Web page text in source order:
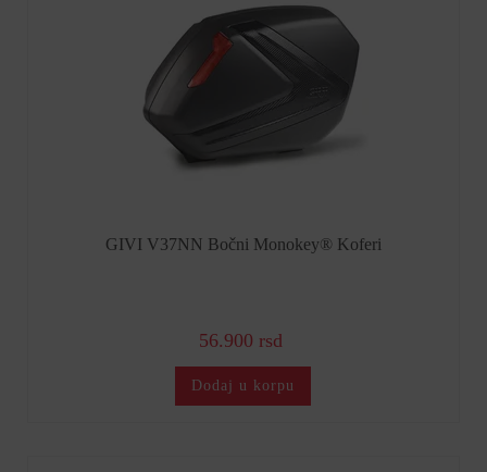
GIVI V37NN Bočni Monokey® Koferi
56.900 rsd
Dodaj u korpu